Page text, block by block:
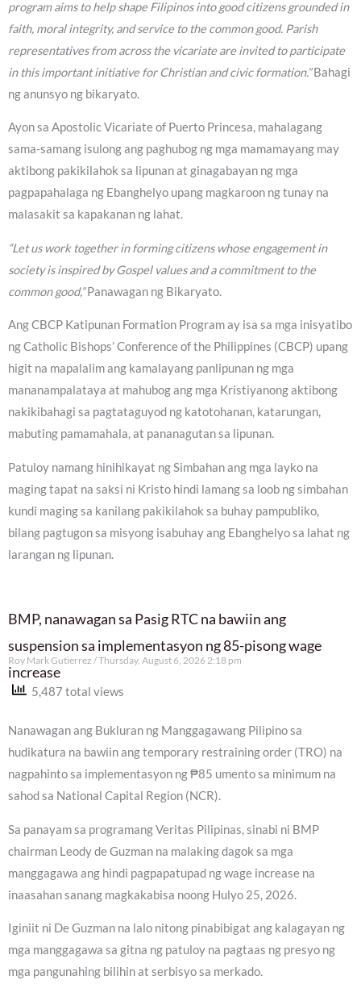
program aims to help shape Filipinos into good citizens grounded in
faith, moral integrity, and service to the common good. Parish
representatives from across the vicariate are invited to participate
in this important initiative for Christian and civic formation.”Bahagi
ng anunsyo ng bikaryato.
Ayon sa Apostolic Vicariate of Puerto Princesa, mahalagang
sama-samang isulong ang paghubog ng mga mamamayang may
aktibong pakikilahok sa lipunan at ginagabayan ng mga
pagpapahalaga ng Ebanghelyo upang magkaroon ng tunay na
malasakit sa kapakanan ng lahat.
“Let us work together in forming citizens whose engagement in
society is inspired by Gospel values and a commitment to the
common good,”Panawagan ng Bikaryato.
Ang CBCP Katipunan Formation Program ay isa sa mga inisyatibo
ng Catholic Bishops’ Conference of the Philippines (CBCP) upang
higit na mapalalim ang kamalayang panlipunan ng mga
mananampalataya at mahubog ang mga Kristiyanong aktibong
nakikibahagi sa pagtataguyod ng katotohanan, katarungan,
mabuting pamamahala, at pananagutan sa lipunan.
Patuloy namang hinihikayat ng Simbahan ang mga layko na
maging tapat na saksi ni Kristo hindi lamang sa loob ng simbahan
kundi maging sa kanilang pakikilahok sa buhay pampubliko,
bilang pagtugon sa misyong isabuhay ang Ebanghelyo sa lahat ng
larangan ng lipunan.
BMP, nanawagan sa Pasig RTC na bawiin ang
suspension sa implementasyon ng 85-pisong wage
increase
Roy Mark Gutierrez Thursday, August 6, 2026 2:18 pm
5,487 total views
Nanawagan ang Bukluran ng Manggagawang Pilipino sa
hudikatura na bawiin ang temporary restraining order (TRO) na
nagpahinto sa implementasyon ng ₱85 umento sa minimum na
sahod sa National Capital Region (NCR).
Sa panayam sa programang Veritas Pilipinas, sinabi ni BMP
chairman Leody de Guzman na malaking dagok sa mga
manggagawa ang hindi pagpapatupad ng wage increase na
inaasahan sanang magkakabisa noong Hulyo 25, 2026.
Iginiit ni De Guzman na lalo nitong pinabibigat ang kalagayan ng
mga manggagawa sa gitna ng patuloy na pagtaas ng presyo ng
mga pangunahing bilihin at serbisyo sa merkado.